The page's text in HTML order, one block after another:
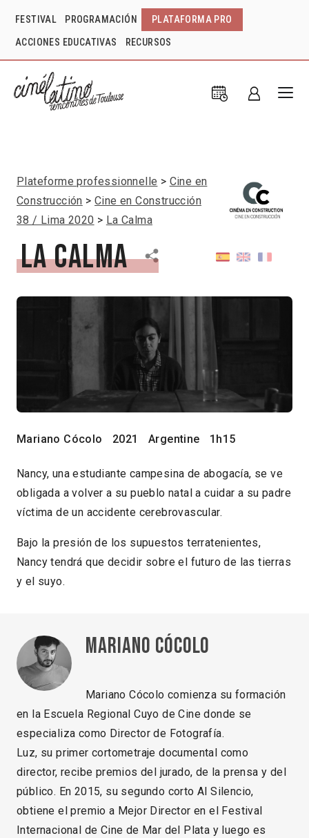
FESTIVAL PROGRAMACIÓN PLATAFORMA PRO
ACCIONES EDUCATIVAS RECURSOS
Plateforme professionnelle
Cine en
Construcción
Cine en Construcción
38 / Lima 2020
La Calma
La Calma
Mariano Cócolo 2021 Argentine 1h15
Nancy, una estudiante campesina de abogacía, se ve
obligada a volver a su pueblo natal a cuidar a su padre
víctima de un accidente cerebrovascular.
Bajo la presión de los supuestos terratenientes,
Nancy tendrá que decidir sobre el futuro de las tierras
y el suyo.
Mariano Cócolo
Mariano Cócolo comienza su formación
en la Escuela Regional Cuyo de Cine donde se
especializa como Director de Fotografía.
Luz, su primer cortometraje documental como
director, recibe premios del jurado, de la prensa y del
público. En 2015, su segundo corto Al Silencio,
obtiene el premio a Mejor Director en el Festival
Internacional de Cine de Mar del Plata y luego es